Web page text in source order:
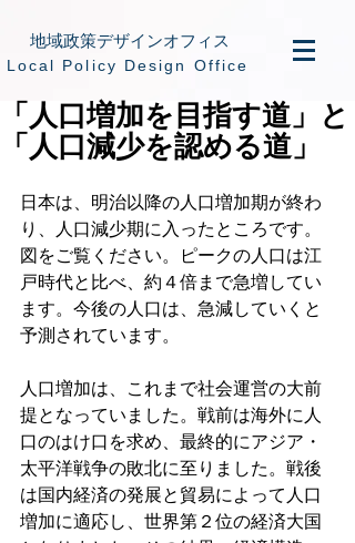
地域政策デザインオフィス
​Local Policy Design Office
「人口増加を目指す道」と
「人口減少を認める道」
日本は、明治以降の人口増加期が終わ
り、人口減少期に入ったところです。
図をご覧ください。ピークの人口は江
戸時代と比べ、約４倍まで急増してい
ます。今後の人口は、急減していくと
予測されています。
人口増加は、これまで社会運営の大前
提となっていました。戦前は海外に人
口のはけ口を求め、最終的にアジア・
太平洋戦争の敗北に至りました。戦後
は国内経済の発展と貿易によって人口
増加に適応し、世界第２位の経済大国